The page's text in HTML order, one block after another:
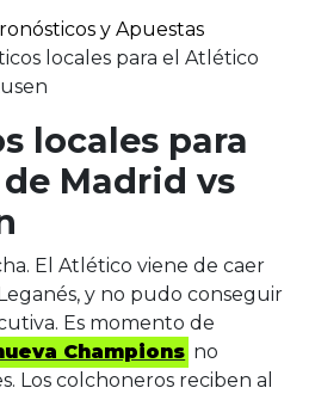
y Apuestas
locales para el Atlético
locales para
Madrid vs
El Atlético viene de caer
y no pudo conseguir
Es momento de
Champions no
Los colchoneros reciben al